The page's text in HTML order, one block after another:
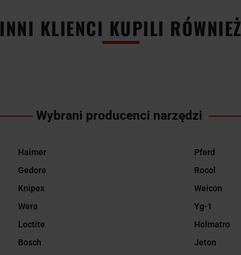
INNI KLIENCI KUPILI RÓWNIEŻ
Wybrani producenci narzędzi
Haimer
Gedore
Knipex
Wera
Loctite
Bosch
Pferd
Rocol
Weicon
Yg-1
Holmatro
Jeton